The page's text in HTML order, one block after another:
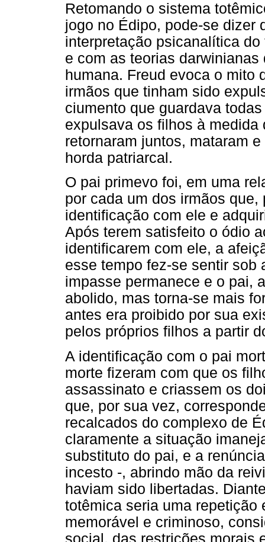
Retomando o sistema
jogo no Édipo, pode-se dizer
interpretação psicanalítica
e com as teorias
humana. Freud evoca o mito
irmãos que tinham sido
ciumento que guardava
expulsava os filhos à
retornaram juntos, mataram
horda patriarcal.
O pai primevo foi, em uma
por cada um dos irmãos
identificação com ele e
Após terem satisfeito o ódio
identificarem com ele, a
esse tempo fez-se sentir sob
impasse permanece e o pai,
abolido, mas torna-se mais
antes era proibido por sua
pelos próprios filhos a partir
A identificação com o pai
morte fizeram com que os
assassinato e criassem os
que, por sua vez,
recalcados do complexo de
claramente a situação
substituto do pai, e a
incesto -, abrindo mão da
haviam sido libertadas.
totêmica seria uma repetição
memorável e criminoso,
social, das restrições morais